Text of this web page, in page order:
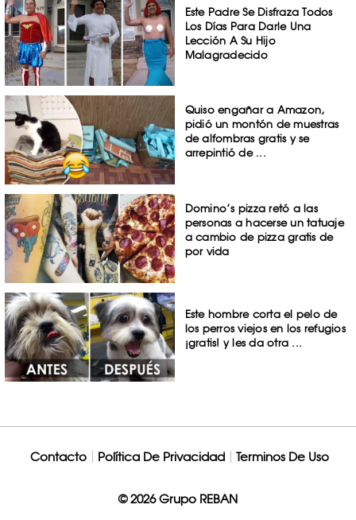
Este Padre Se Disfraza Todos
Los Días Para Darle Una
Lección A Su Hijo
Malagradecido
Quiso engañar a Amazon,
pidió un montón de muestras
de alfombras gratis y se
arrepintió de ...
Domino’s pizza retó a las
personas a hacerse un tatuaje
a cambio de pizza gratis de
por vida
Este hombre corta el pelo de
los perros viejos en los refugios
¡gratis! y les da otra ...
Contacto Política De Privacidad Terminos De Uso
© 2026 Grupo REBAN